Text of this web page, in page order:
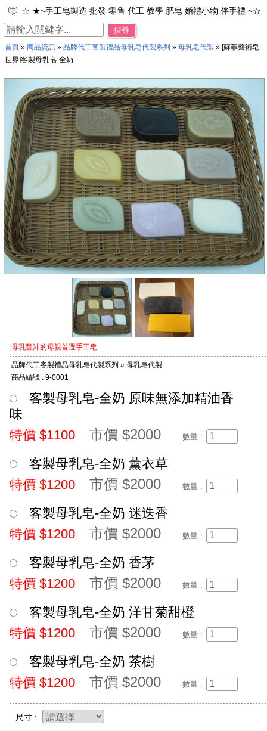
☆ ★~手工皂製造 批發 零售 代工 教學 肥皂 婚禮小物 伴手禮 ~☆
★
☆ ★~工廠直營 專業製造 品牌代工 接受小量訂單~☆ ★
☆ ★~加入免費會員~可享每次購物95折之優惠。~☆ ★
☆ ★~歡迎光臨~蘇菲皂世界~☆ ★
搜尋
首頁» 商品資訊» 品牌代工客製禮品母乳皂代製系列 » 母乳皂代製» [蘇菲藝術皂
世界]客製母乳皂-全奶
母乳豐沛的母親首選手工皂
品牌代工客製禮品母乳皂代製系列 » 母乳皂代製
商品編號 : 9-0001
客製母乳皂-全奶 原味無添加精油香
味
特價 $1100 市價 $2000 數量 :
客製母乳皂-全奶 薰衣草
特價 $1200 市價 $2000 數量 :
客製母乳皂-全奶 迷迭香
特價 $1200 市價 $2000 數量 :
客製母乳皂-全奶 香茅
特價 $1200 市價 $2000 數量 :
客製母乳皂-全奶 洋甘菊甜橙
特價 $1200 市價 $2000 數量 :
客製母乳皂-全奶 茶樹
特價 $1200 市價 $2000 數量 :
尺寸 :